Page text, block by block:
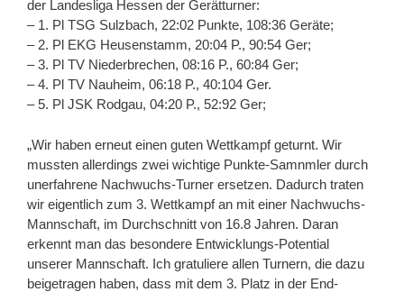
der Landesliga Hessen der Gerätturner:
– 1. Pl TSG Sulzbach, 22:02 Punkte, 108:36 Geräte;
– 2. Pl EKG Heusenstamm, 20:04 P., 90:54 Ger;
– 3. Pl TV Niederbrechen, 08:16 P., 60:84 Ger;
– 4. Pl TV Nauheim, 06:18 P., 40:104 Ger.
– 5. Pl JSK Rodgau, 04:20 P., 52:92 Ger;
„Wir haben erneut einen guten Wettkampf geturnt. Wir
mussten allerdings zwei wichtige Punkte-Samnmler durch
unerfahrene Nachwuchs-Turner ersetzen. Dadurch traten
wir eigentlich zum 3. Wettkampf an mit einer Nachwuchs-
Mannschaft, im Durchschnitt von 16.8 Jahren. Daran
erkennt man das besondere Entwicklungs-Potential
unserer Mannschaft. Ich gratuliere allen Turnern, die dazu
beigetragen haben, dass mit dem 3. Platz in der End-